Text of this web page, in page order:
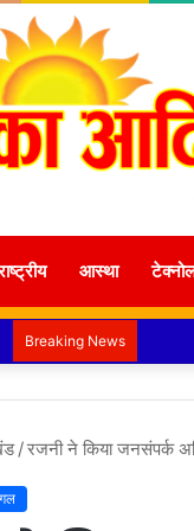
आस्था
Breaking News
/रजनी ने किया जनसंपर्क